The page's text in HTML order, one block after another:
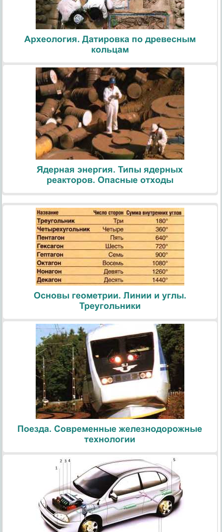
Археология. Датировка по древесным
кольцам
Ядерная энергия. Типы ядерных
реакторов. Опасные отходы
Основы геометрии. Линии и углы.
Треугольники
Поезда. Современные железнодорожные
технологии